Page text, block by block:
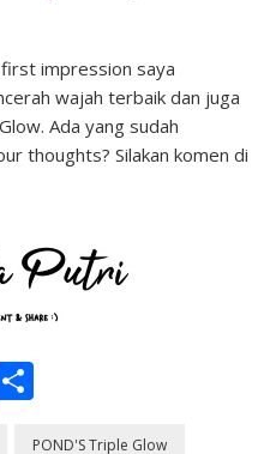
impression saya
wajah terbaik dan juga
Ada yang sudah
thoughts? Silakan komen di
POND'S Triple Glow